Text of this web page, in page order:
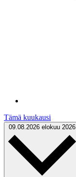
Tämä kuukausi
09.08.2026 elokuu 2026